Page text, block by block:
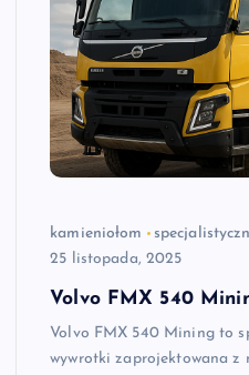
kamieniołom
25 listopada, 2025
Volvo FMX 540
Volvo FMX 540 Mining to
wywrotki zaprojektowana z